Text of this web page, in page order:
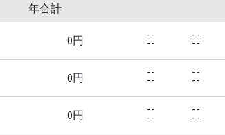
年合計
0円 --
--
--
--
0円 --
--
--
--
0円 --
--
--
--